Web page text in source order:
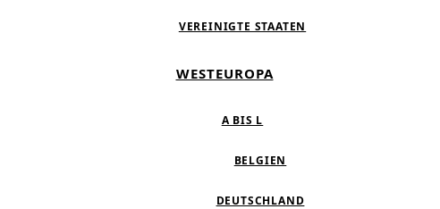
VEREINIGTE STAATEN
WESTEUROPA
A BIS L
BELGIEN
DEUTSCHLAND